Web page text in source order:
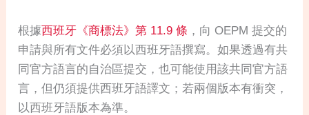
根據西班牙《商標法》第 11.9 條 ，向 OEPM 提交的
申請與所有文件必須以西班牙語撰寫。如果透過有共
同官方語言的自治區提交，也可能使用該共同官方語
言，但仍須提供西班牙語譯文；若兩個版本有衝突，
以西班牙語版本為準。